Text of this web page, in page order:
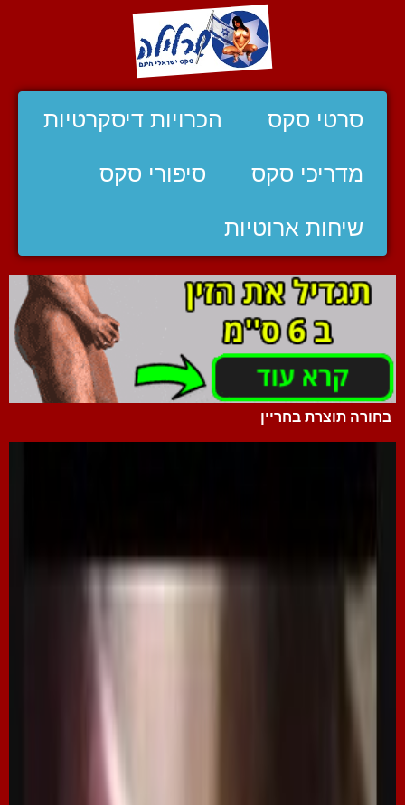
סרטי סקס הכרויות דיסקרטיות
מדריכי סקס סיפורי סקס
שיחות ארוטיות
בחורה תוצרת בחריין